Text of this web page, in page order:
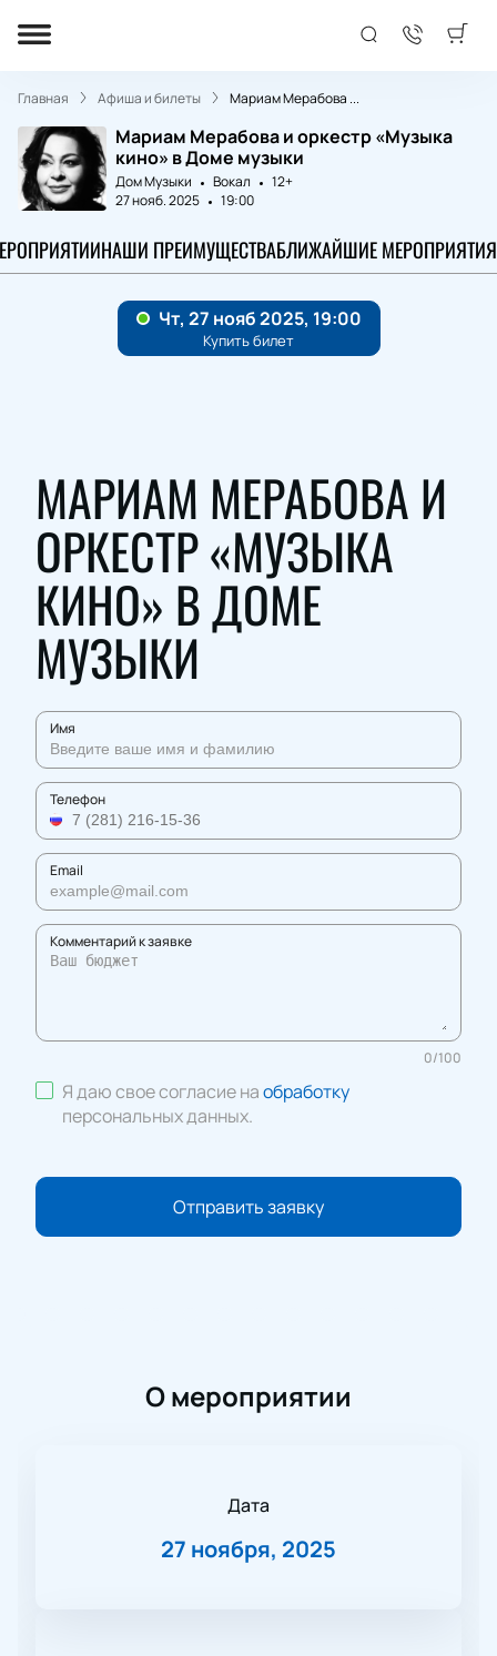
Главная Афиша и билеты Мариам Мерабова ...
Мариам Мерабова и оркестр «Музыка
кино» в Доме музыки
Дом Музыки Вокал
12+
27 нояб. 2025
19:00
НАШИ ПРЕИМУЩЕСТВАБЛИЖАЙШИЕ МЕРОПРИЯТИЯ
МАРИАМ МЕРАБОВА И
ОРКЕСТР «МУЗЫКА
КИНО» В ДОМЕ
МУЗЫКИ
Имя
Телефон
Email
Комментарий к заявке
0/100
Я даю свое согласие наобработку
персональных данных.
Отправить заявку
О мероприятии
Дата
27 ноября, 2025